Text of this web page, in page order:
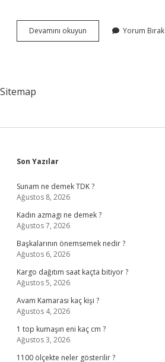
Devamını okuyun Tutunma
Sancısı
Yorum Bırak
Sitemap
Sidebar
Son Yazılar
Sunam ne demek TDK ?
Ağustos 8, 2026
Kadın azmagı ne demek ?
Ağustos 7, 2026
Başkalarının önemsemek nedir ?
Ağustos 6, 2026
Kargo dağıtım saat kaçta bitiyor ?
Ağustos 5, 2026
Avam Kamarası kaç kişi ?
Ağustos 4, 2026
1 top kumaşın eni kaç cm ?
Ağustos 3, 2026
1100 ölçekte neler gösterilir ?